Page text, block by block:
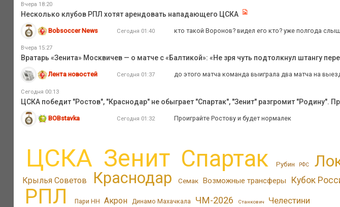
Вчера 18:20
Несколько клубов РПЛ хотят арендовать нападающего ЦСКА
Bobsoccer News Сегодня 01:40 кто такой Воронов? видел его кто? уже полгода
Вчера 15:27
Вратарь «Зенита» Москвичев — о матче с «Балтикой»: «Не зря чуть подтолкнул штангу
Лента новостей Сегодня 01:37 до этого матча команда выиграла два матча на
Сегодня 00:13
ЦСКА победит "Ростов", "Краснодар" не обыграет "Спартак", "Зенит" разгромит "Родину".
BOBstavka Сегодня 01:32 Проиграйте Ростову и будет нормалек
ЦСКА Зенит Спартак Рубин РФС
Крылья Советов Краснодар Семак Возможные трансферы Кубок
РПЛ Пари НН Акрон Динамо Махачкала ЧМ-2026 Станкович Челестини